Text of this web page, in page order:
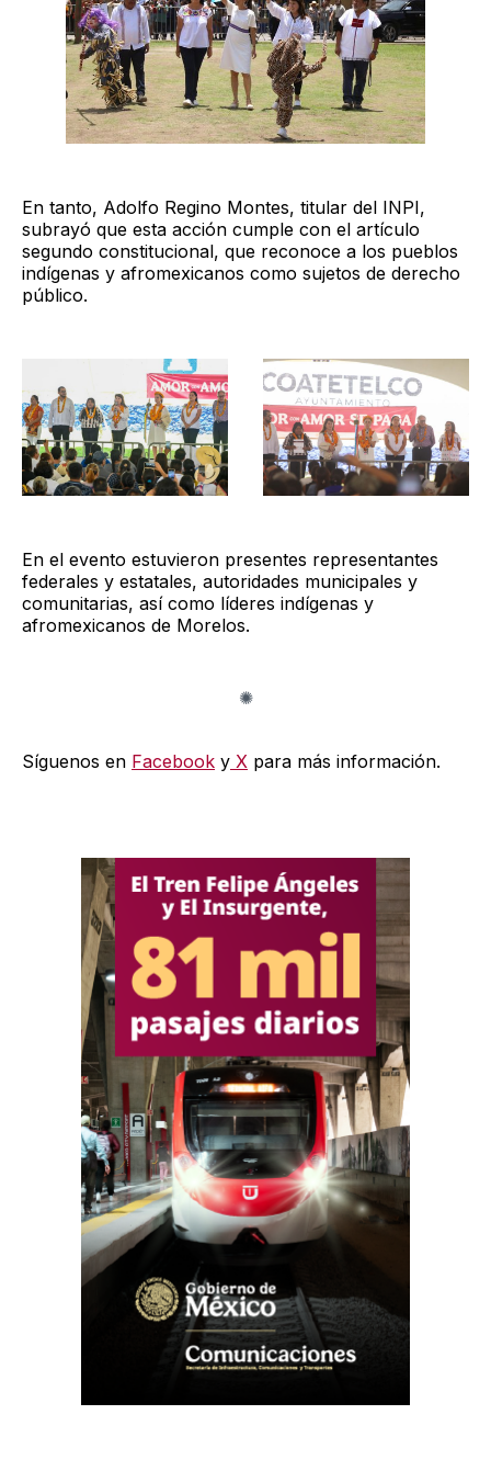
En tanto, Adolfo Regino Montes, titular del INPI,
subrayó que esta acción cumple con el artículo
segundo constitucional, que reconoce a los pueblos
indígenas y afromexicanos como sujetos de derecho
público.
En el evento estuvieron presentes representantes
federales y estatales, autoridades municipales y
comunitarias, así como líderes indígenas y
afromexicanos de Morelos.
Síguenos en Facebook y X para más información.